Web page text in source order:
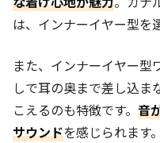
は、インナーイヤー型を
また、インナーイヤー型
しで耳の奥まで差し込ま
こえるのも特徴です。 音
サウンドを感じられます